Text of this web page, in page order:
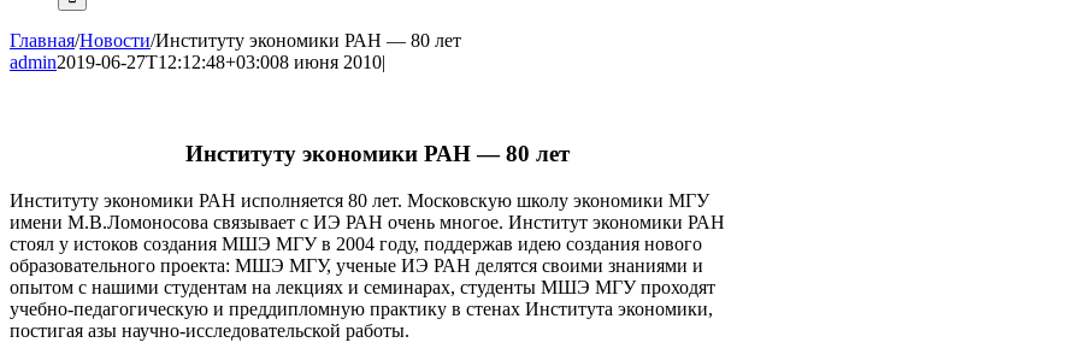
Главная/Новости/Институту экономики РАН — 80 лет
admin2019-06-27T12:12:48+03:008 июня 2010|
Институту экономики РАН — 80 лет
Институту экономики РАН исполняется 80 лет. Московскую школу экономики МГУ
имени М.В.Ломоносова связывает с ИЭ РАН очень многое. Институт экономики РАН
стоял у истоков создания МШЭ МГУ в 2004 году, поддержав идею создания нового
образовательного проекта: МШЭ МГУ, ученые ИЭ РАН делятся своими знаниями и
опытом с нашими студентам на лекциях и семинарах, студенты МШЭ МГУ проходят
учебно-педагогическую и преддипломную практику в стенах Института экономики,
постигая азы научно-исследовательской работы.